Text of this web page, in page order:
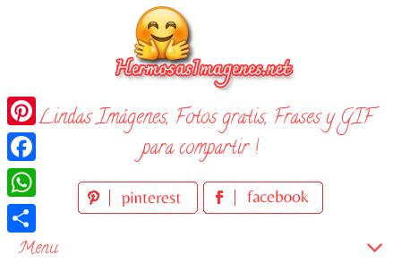
¡ Lindas Imágenes, Fotos gratis, Frases y GIF
para compartir !
Menu
Pinterest
Facebook
WhatsApp
Compartir